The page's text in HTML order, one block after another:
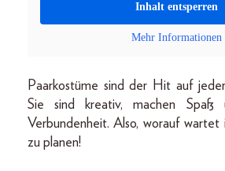
Inhalt entsperren
Mehr Informationen
Paarkostüme sind der Hit auf
Sie sind kreativ, machen Spaß
Verbundenheit. Also, worauf wartet
zu planen!